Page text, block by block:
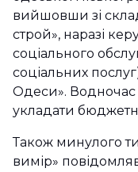
вийшовши зі
строй», наразі
соціального
соціальних
Одеси».
укладати
Також минулого
вимір»